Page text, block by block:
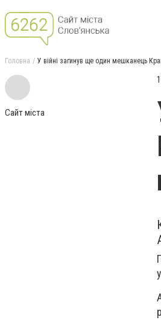
Головна У війні загинув ще один мешканець
Сайт міста